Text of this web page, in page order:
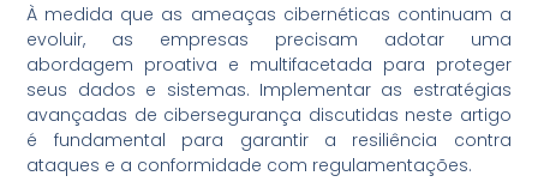
À medida que as ameaças cibernéticas continuam a
evoluir, as empresas precisam adotar uma
abordagem proativa e multifacetada para proteger
seus dados e sistemas. Implementar as estratégias
avançadas de cibersegurança discutidas neste artigo
é fundamental para garantir a resiliência contra
ataques e a conformidade com regulamentações.